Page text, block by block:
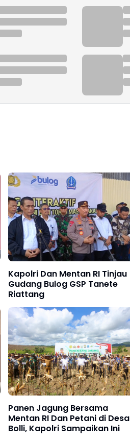
Kapolri Dan Mentan RI Tinjau
Gudang Bulog GSP Tanete
Riattang
Panen Jagung Bersama
Mentan RI Dan Petani di Desa
Bolli, Kapolri Sampaikan Ini